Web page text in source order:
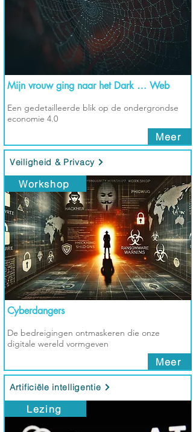
Mijn vrouw ging naar het Dark … Web
Een gedetailleerde blik op de ondergrondse
economie 4.0
Meer
Veiligheid & Privacy
Workshop
Cyberdangers
De bedreigingen ontmaskeren die onze
digitale wereld vormgeven
Meer
Artificiële intelligentie
Lezing